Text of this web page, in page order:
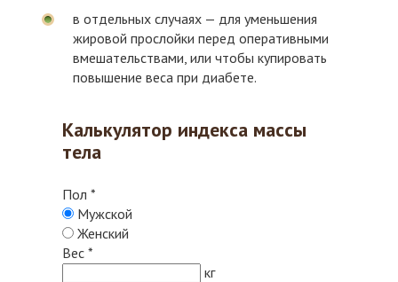
в отдельных случаях — для уменьшения
жировой прослойки перед оперативными
вмешательствами, или чтобы купировать
повышение веса при диабете.
Калькулятор индекса массы
тела
Пол *
Мужской
Женский
Вес *
кг